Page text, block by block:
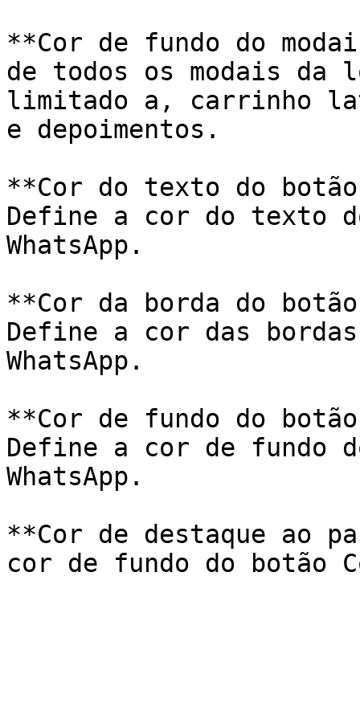
**Cor de fundo do
de todos os modais
limitado a, carrinho
e depoimentos.
**Cor do texto do botão
Define a cor do texto
WhatsApp.
**Cor da borda do
Define a cor das
WhatsApp.
**Cor de fundo do botão
Define a cor de fundo
WhatsApp.
**Cor de destaque ao